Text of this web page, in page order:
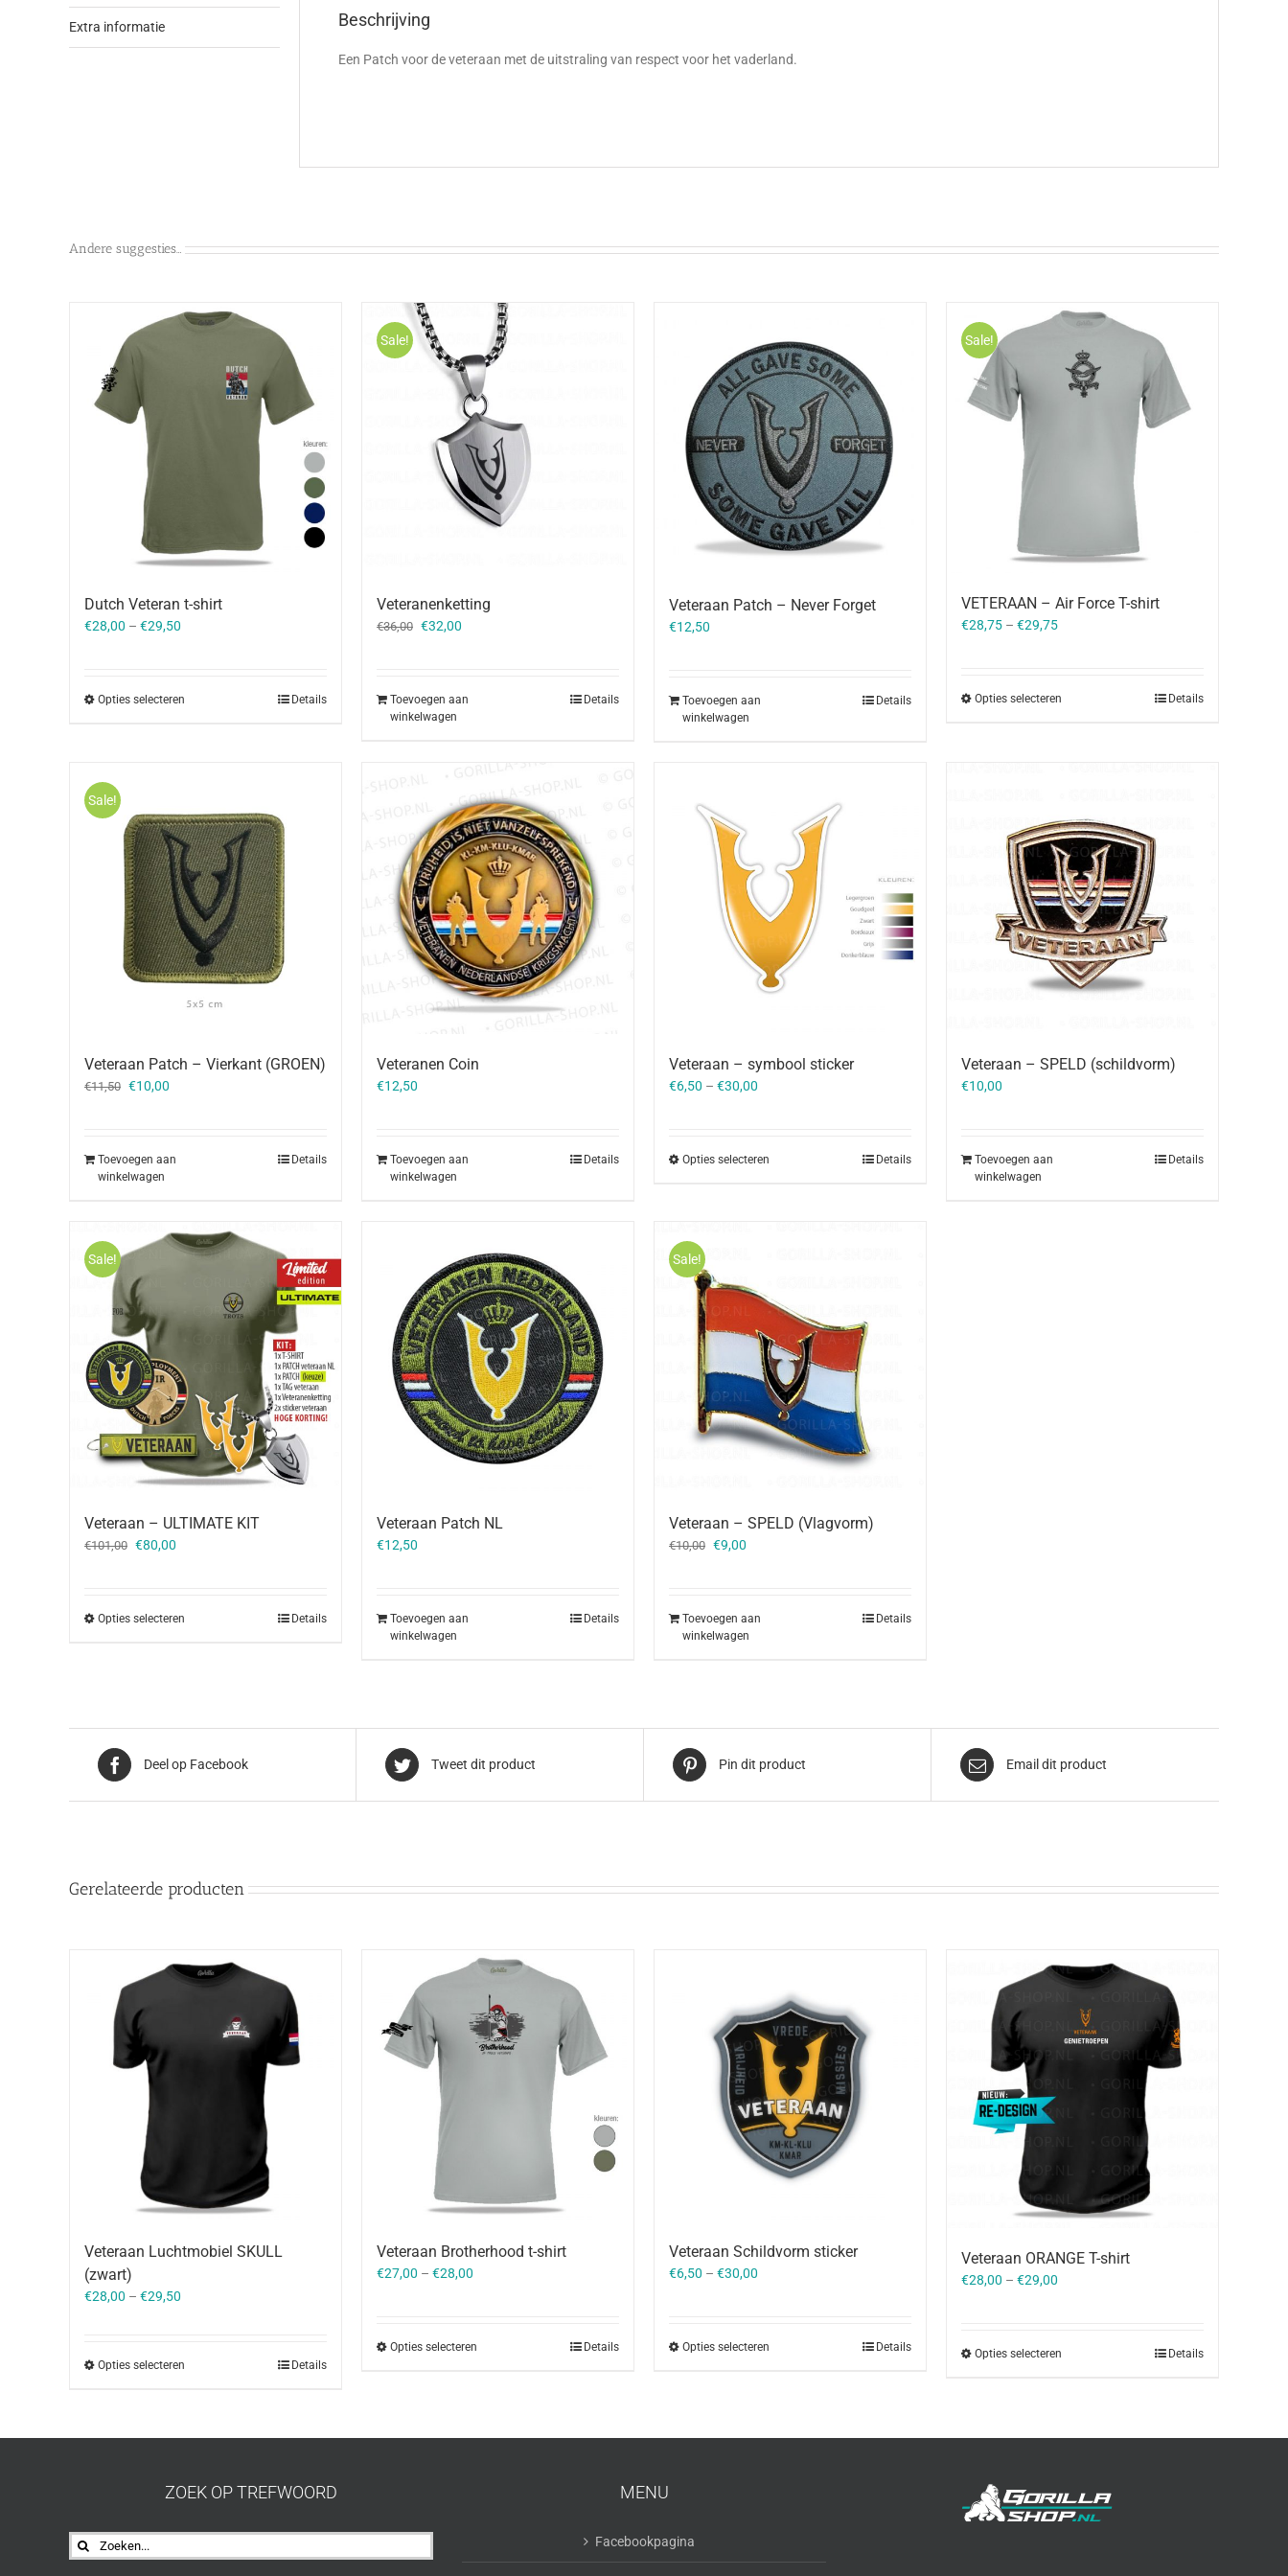
Extra informatie Beschrijving
Een Patch voor de veteraan met de uitstraling van respect voor het vaderland.
Andere suggesties…
Dutch Veteran t-shirt
€28,00 – €29,50
Opties selecteren Details
Sale!
Veteranenketting
€36,00 Oorspronkelijke
€32,00
Toevoegen aan
winkelwagen
Details
Veteraan Patch – Never Forget
€12,50
Toevoegen aan
winkelwagen
Details
Sale!
VETERAAN – Air Force T-shirt
€28,75 – €29,75
Opties selecteren Details
Sale!
Veteraan Patch – Vierkant (GROEN)
€11,50 Oorspronkelijke
€10,00
Toevoegen aan
winkelwagen
Details
Veteranen Coin
€12,50
Toevoegen aan
winkelwagen
Details
Veteraan – symbool sticker
€6,50 – €30,00
Opties selecteren Details
Veteraan – SPELD (schildvorm)
€10,00
Toevoegen aan
winkelwagen
Details
Sale!
Veteraan – ULTIMATE KIT
€101,00 Oorspronkelijke
€80,00
Opties selecteren Details
Veteraan Patch NL
€12,50
Toevoegen aan
winkelwagen
Details
Sale!
Veteraan – SPELD (Vlagvorm)
€10,00 Oorspronkelijke
€9,00
Toevoegen aan
winkelwagen
Details
Deel op Facebook Tweet dit product Pin dit product Email dit product
Gerelateerde producten
Veteraan Luchtmobiel SKULL
(zwart)
€28,00 – €29,50
Opties selecteren Details
Veteraan Brotherhood t-shirt
€27,00 – €28,00
Opties selecteren Details
Veteraan Schildvorm sticker
€6,50 – €30,00
Opties selecteren Details
Veteraan ORANGE T-shirt
€28,00 – €29,00
Opties selecteren Details
ZOEK OP TREFWOORD
Zoeken
naar:
MENU
Facebookpagina